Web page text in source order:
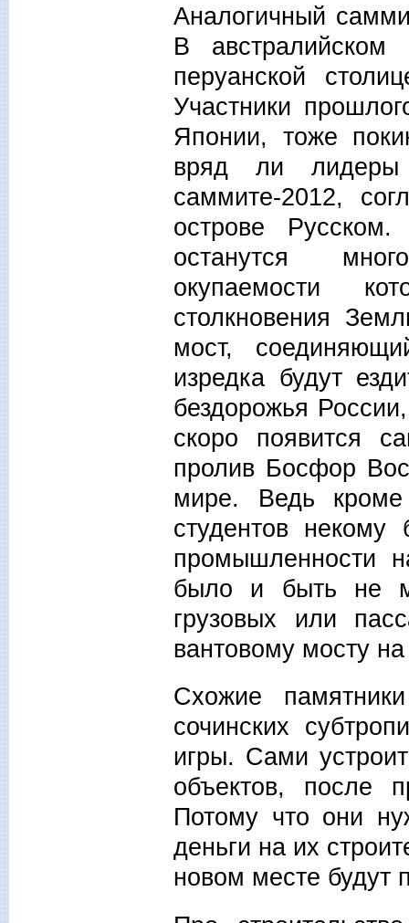
Аналогичный
В
перуанской
Участники
Японии, тоже
вряд ли лидеры
саммите-2012,
острове
останутся
окупаемости
столкновения
мост,
изредка будут
бездорожья
скоро появится
пролив Босфор
мире. Ведь кроме
студентов
промышленности
было и быть не
грузовых или
вантовому мосту
Схожие
сочинских
игры. Сами
объектов, после
Потому что они
деньги на их
новом месте будут